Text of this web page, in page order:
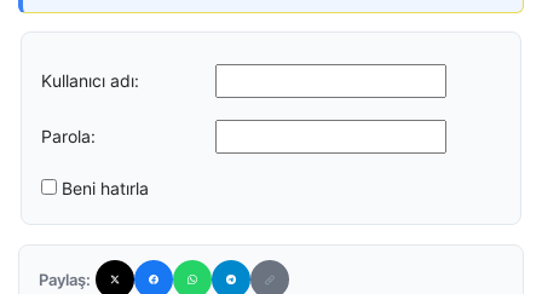
Kullanıcı adı:
Parola:
Beni hatırla
Paylaş: